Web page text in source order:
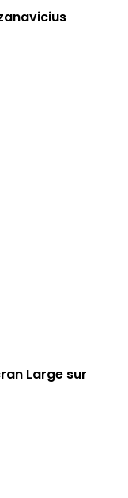
Large sur